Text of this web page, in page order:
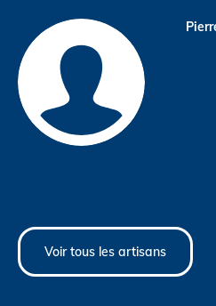
Voir tous les artisans